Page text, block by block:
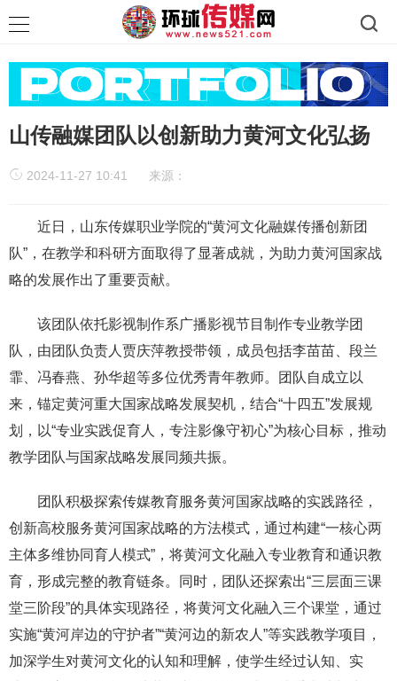
山传融媒团队以创新助力黄河文化弘扬
2024-11-27 10:41 来源：
近日，山东传媒职业学院的“黄河文化融媒传播创新团
队”，在教学和科研方面取得了显著成就，为助力黄河国家战
略的发展作出了重要贡献。
该团队依托影视制作系广播影视节目制作专业教学团
队，由团队负责人贾庆萍教授带领，成员包括李苗苗、段兰
霏、冯春燕、孙华超等多位优秀青年教师。团队自成立以
来，锚定黄河重大国家战略发展契机，结合“十四五”发展规
划，以“专业实践促育人，专注影像守初心”为核心目标，推动
教学团队与国家战略发展同频共振。
团队积极探索传媒教育服务黄河国家战略的实践路径，
创新高校服务黄河国家战略的方法模式，通过构建“一核心两
主体多维协同育人模式”，将黄河文化融入专业教育和通识教
育，形成完整的教育链条。同时，团队还探索出“三层面三课
堂三阶段”的具体实现路径，将黄河文化融入三个课堂，通过
实施“黄河岸边的守护者”“黄河边的新农人”等实践教学项目，
加深学生对黄河文化的认知和理解，使学生经过认知、实